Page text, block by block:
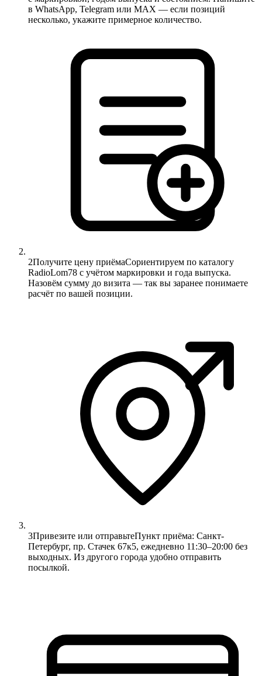
в WhatsApp, Telegram или MAX — если позиций
несколько, укажите примерное количество.
2Получите цену приёмаСориентируем по каталогу
RadioLom78 с учётом маркировки и года выпуска.
Назовём сумму до визита — так вы заранее понимаете
расчёт по вашей позиции.
3Привезите или отправьтеПункт приёма: Санкт-
Петербург, пр. Стачек 67к5, ежедневно 11:30–20:00 без
выходных. Из другого города удобно отправить
посылкой.